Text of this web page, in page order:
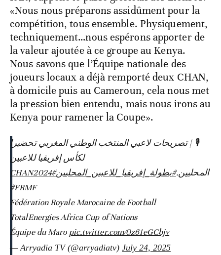
«Nous nous préparons assidûment pour la
compétition, tous ensemble. Physiquement,
techniquement…nous espérons apporter de
la valeur ajoutée à ce groupe au Kenya.
Nous savons que l’Équipe nationale des
joueurs locaux a déjà remporté deux CHAN,
à domicile puis au Cameroun, cela nous met
la pression bien entendu, mais nous irons au
Kenya pour ramener la Coupe».
🎙️ | تصريحات لاعبي المنتخب الوطني المغربي تحضيرا
لكأس إفريقيا للاعبين
المحليين.#بطولة_إفريقيا_للاعبين_المحليين#CHAN2024
#FRMF
Fédération Royale Marocaine de Football
TotalEnergies Africa Cup of Nations
Équipe du Maro pic.twitter.com/0z61eGCbjv
— Arryadia TV (@arryadiatv) July 24, 2025